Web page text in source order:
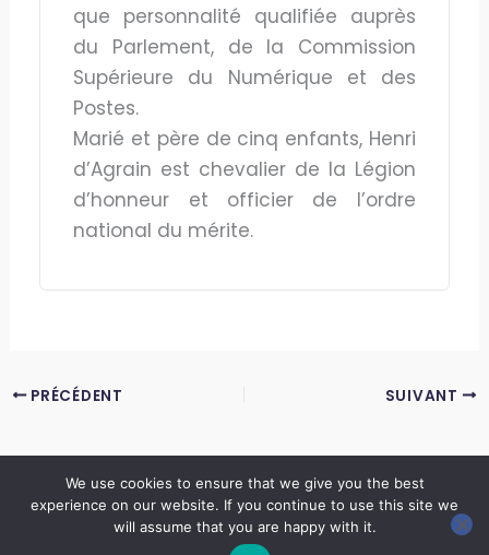
que personnalité qualifiée auprès
du Parlement, de la Commission
Supérieure du Numérique et des
Postes.
Marié et père de cinq enfants, Henri
d’Agrain est chevalier de la Légion
d’honneur et officier de l’ordre
national du mérite.
PRÉCÉDENT SUIVANT
Copyright © 2026 LES ANNALES DES MINES | Powered byThème WordPress Astra
We use cookies to ensure that we give you the best
experience on our website. If you continue to use this site we
will assume that you are happy with it.